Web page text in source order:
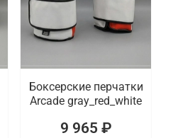
Боксерские перчатки
Arcade gray_red_white
9 965 ₽